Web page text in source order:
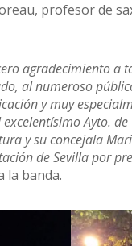
profesor de
agradecimiento a
al numeroso
y muy
Ayto.
y su concejala
de Sevilla por
la banda.